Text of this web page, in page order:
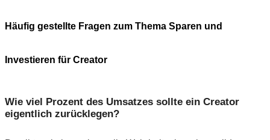
Häufig gestellte Fragen zum Thema Sparen und
Investieren für Creator
Wie viel Prozent des Umsatzes sollte ein Creator
eigentlich zurücklegen?